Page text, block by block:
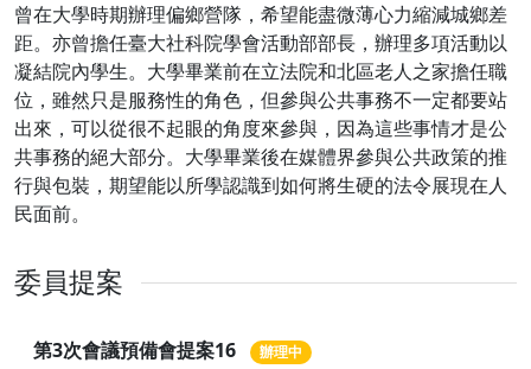
曾在大學時期辦理偏鄉營隊，希望能盡微薄心力縮減城鄉差
距。亦曾擔任臺大社科院學會活動部部長，辦理多項活動以
凝結院內學生。大學畢業前在立法院和北區老人之家擔任職
位，雖然只是服務性的角色，但參與公共事務不一定都要站
出來，可以從很不起眼的角度來參與，因為這些事情才是公
共事務的絕大部分。大學畢業後在媒體界參與公共政策的推
行與包裝，期望能以所學認識到如何將生硬的法令展現在人
民面前。
委員提案
第3次會議預備會提案16 辦理中